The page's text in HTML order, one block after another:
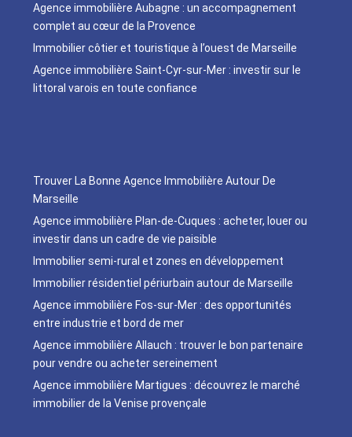
Agence immobilière Aubagne : un accompagnement
complet au cœur de la Provence
Immobilier côtier et touristique à l’ouest de Marseille
Agence immobilière Saint-Cyr-sur-Mer : investir sur le
littoral varois en toute confiance
Trouver La Bonne Agence Immobilière Autour De
Marseille
Agence immobilière Plan-de-Cuques : acheter, louer ou
investir dans un cadre de vie paisible
Immobilier semi-rural et zones en développement
Immobilier résidentiel périurbain autour de Marseille
Agence immobilière Fos-sur-Mer : des opportunités
entre industrie et bord de mer
Agence immobilière Allauch : trouver le bon partenaire
pour vendre ou acheter sereinement
Agence immobilière Martigues : découvrez le marché
immobilier de la Venise provençale